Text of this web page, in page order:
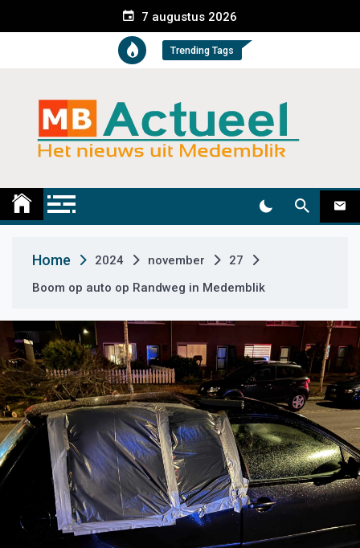
e
t
7 augustus 2026
Trending Tags
Medemblik Actueel
Home 2024 november
27
Boom op auto op Randweg in Medemblik